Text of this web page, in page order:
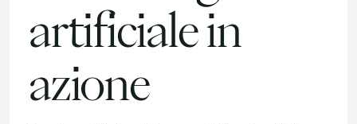
artificiale in
azione